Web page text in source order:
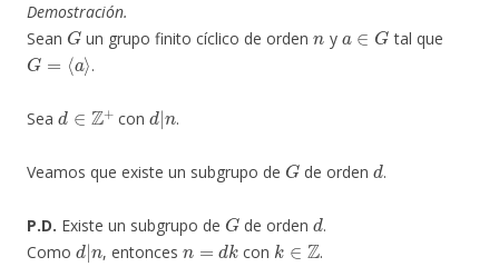
Demostración.
Sean
G
un grupo finito cíclico de orden y
G
tal que
G=⟨a⟩
.
Sea
d Z+
con
d|
.
Veamos que existe un subgrupo de
G
de orden
d
.
P.D. Existe un subgrupo de
G
de orden
d
.
Como
d|n
, entonces
n=dk
con
k∈Z
.